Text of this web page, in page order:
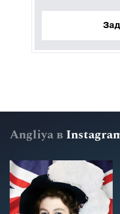
Angliya в